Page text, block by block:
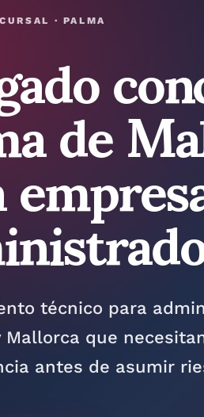
· PALMA
de
técnico para
Mallorca que
antes de asumir